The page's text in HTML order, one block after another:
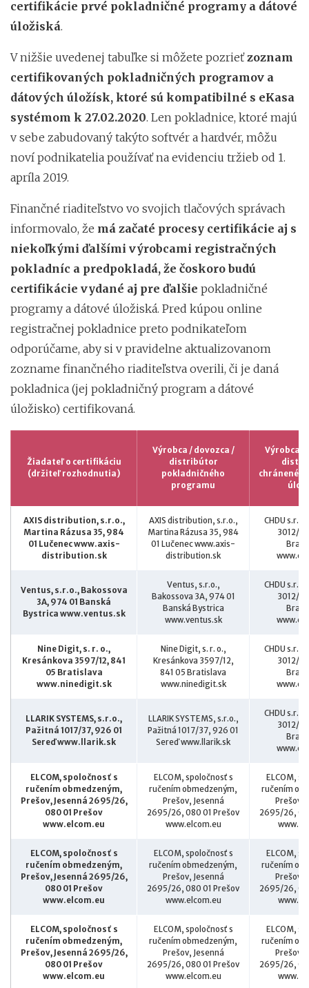
certifikácie prvé pokladničné programy a dátové
úložiská.
V nižšie uvedenej tabuľke si môžete pozrieťzoznam
certifikovaných pokladničných programov a
dátových úložísk, ktoré sú kompatibilné s eKasa
systémom k 27.02.2020. Len pokladnice, ktoré majú
v sebe zabudovaný takýto softvér a hardvér, môžu
noví podnikatelia používať na evidenciu tržieb od 1.
apríla 2019.
Finančné riaditeľstvo vo svojich tlačových správach
informovalo, že má začaté procesy certifikácie aj s
niekoľkými ďalšími výrobcami registračných
pokladníc a predpokladá, že čoskoro budú
certifikácie vydané aj pre ďalšie pokladničné
programy a dátové úložiská. Pred kúpou online
registračnej pokladnice preto podnikateľom
odporúčame, aby si v pravidelne aktualizovanom
zozname finančného riaditeľstva overili, či je daná
pokladnica (jej pokladničný program a dátové
úložisko) certifikovaná.
Žiadateľ o certifikáciu
(držiteľ rozhodnutia)
Výrobca / dovozca /
distribútor
pokladničného
programu
Výrobca /
AXIS distribution, s.r.o.,
Martina Rázusa 35, 984
01 Lučenec www.axis-
distribution.sk
AXIS distribution, s.r.o.,
Martina Rázusa 35, 984
01 Lučenec www.axis-
distribution.sk
CHDU
3012/
Ventus, s.r.o., Bakossova
3A, 974 01 Banská
Bystrica www.ventus.sk
Ventus, s.r.o.,
Bakossova 3A, 974 01
Banská Bystrica
www.ventus.sk
CHDU
3012/
Nine Digit, s. r. o.,
Kresánkova 3597/12, 841
05 Bratislava
www.ninedigit.sk
Nine Digit, s. r. o.,
Kresánkova 3597/12,
841 05 Bratislava
www.ninedigit.sk
CHDU
3012/
LLARIK SYSTEMS, s.r.o.,
Pažitná 1017/37, 926 01
Sereď www.llarik.sk
LLARIK SYSTEMS, s.r.o.,
Pažitná 1017/37, 926 01
Sereď www.llarik.sk
CHDU
3012/
ELCOM, spoločnosť s
ručením obmedzeným,
Prešov, Jesenná 2695/26,
080 01 Prešov
www.elcom.eu
ELCOM, spoločnosť s
ručením obmedzeným,
Prešov, Jesenná
2695/26, 080 01 Prešov
www.elcom.eu
ELCOM,
ručením
Prešov,
2695/26,
ELCOM, spoločnosť s
ručením obmedzeným,
Prešov, Jesenná 2695/26,
080 01 Prešov
www.elcom.eu
ELCOM, spoločnosť s
ručením obmedzeným,
Prešov, Jesenná
2695/26, 080 01 Prešov
www.elcom.eu
ELCOM,
ručením
Prešov,
2695/26,
ELCOM, spoločnosť s
ručením obmedzeným,
Prešov, Jesenná 2695/26,
080 01 Prešov
www.elcom.eu
ELCOM, spoločnosť s
ručením obmedzeným,
Prešov, Jesenná
2695/26, 080 01 Prešov
www.elcom.eu
ELCOM,
ručením
Prešov,
2695/26,